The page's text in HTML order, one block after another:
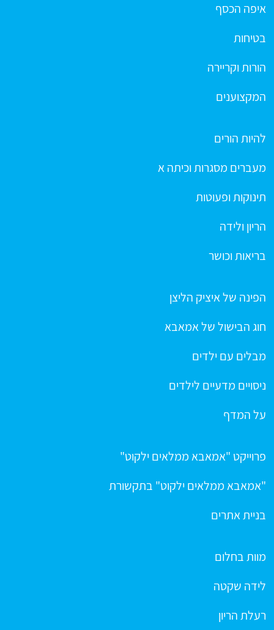
איפה הכסף
בטיחות
הורות וקריירה
המקצוענים
להיות הורים
מעברים מסגרות וכיתה א
תינוקות ופעוטות
הריון ולידה
בריאות וכושר
הפינה של איציק הליצן
חוג הבישול של אמאבא
מבלים עם ילדים
ניסויים מדעיים לילדים
על המדף
פרוייקט "אמאבא ממלאים ילקוט"
"אמאבא ממלאים ילקוט" בתקשורת
בניית אתרים
מוות בחלום
לידה שקטה
רעלת הריון